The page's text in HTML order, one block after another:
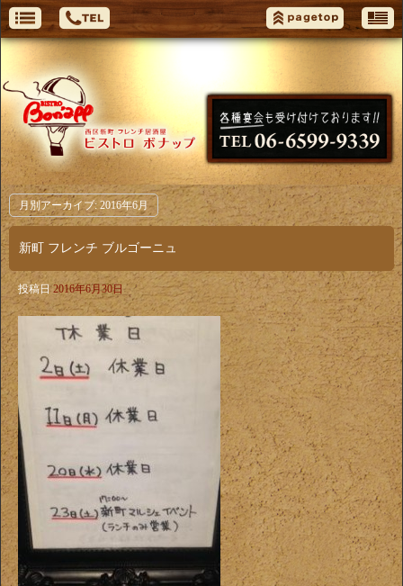
月別アーカイブ: 2016年6月
新町 フレンチ ブルゴーニュ
投稿日 2016年6月30日